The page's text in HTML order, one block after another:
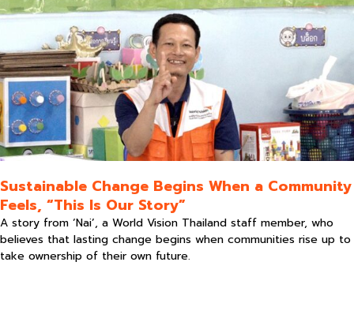
Sustainable Change Begins When a Community
Feels, “This Is Our Story”
A story from ‘Nai’, a World Vision Thailand staff member, who
believes that lasting change begins when communities rise up to
take ownership of their own future.